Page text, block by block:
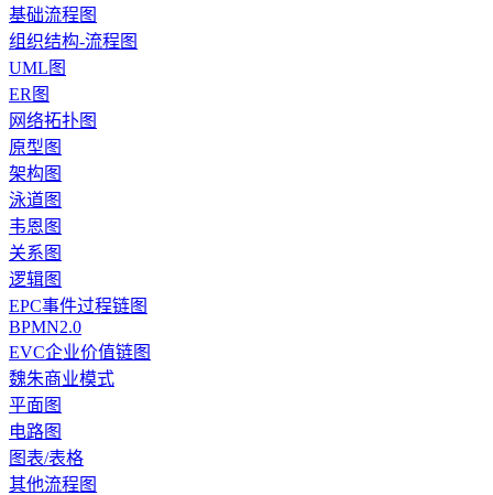
基础流程图
组织结构-流程图
UML图
ER图
网络拓扑图
原型图
架构图
泳道图
韦恩图
关系图
逻辑图
EPC事件过程链图
BPMN2.0
EVC企业价值链图
魏朱商业模式
平面图
电路图
图表/表格
其他流程图